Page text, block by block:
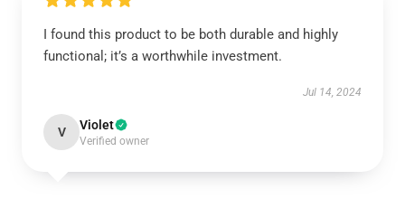
I found this product to be both durable and highly
functional; it’s a worthwhile investment.
Jul 14, 2024
V Violet
Verified owner